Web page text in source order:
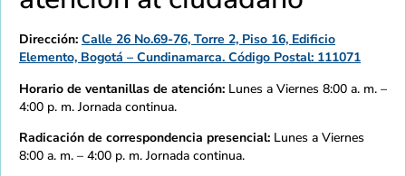
Dirección: Calle 26 No.69-76, Torre 2, Piso 16, Edificio
Elemento, Bogotá – Cundinamarca. Código Postal: 111071
Horario de ventanillas de atención: Lunes a Viernes 8:00 a. m. –
4:00 p. m. Jornada continua.
Radicación de correspondencia presencial: Lunes a Viernes
8:00 a. m. – 4:00 p. m. Jornada continua.